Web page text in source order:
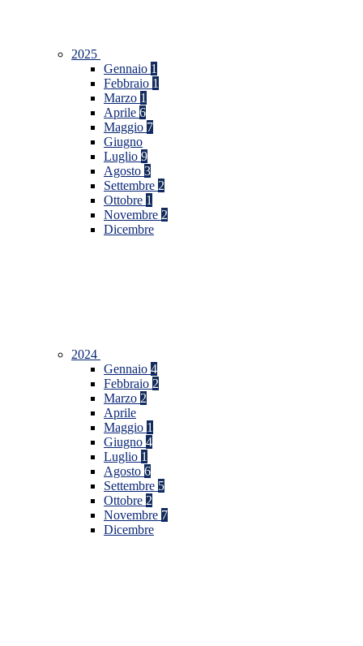
2025
Gennaio 1
Febbraio 1
Marzo 1
Aprile 6
Maggio 7
Giugno
Luglio 9
Agosto 3
Settembre 2
Ottobre 1
Novembre 2
Dicembre
2024
Gennaio 4
Febbraio 2
Marzo 2
Aprile
Maggio 1
Giugno 4
Luglio 1
Agosto 6
Settembre 5
Ottobre 2
Novembre 7
Dicembre